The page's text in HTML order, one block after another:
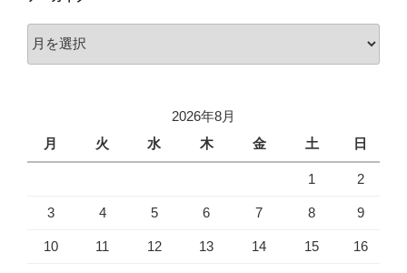
ー
2026年8月
月
火 水 木 金 土 日
1 2
3 4 5 6 7 8 9
10 11 12 13 14 15 16